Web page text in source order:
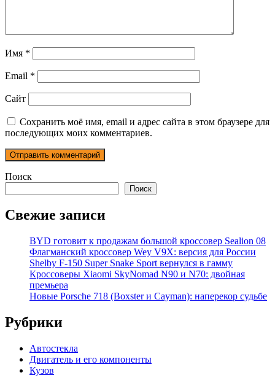
Имя *
Email *
Сайт
Сохранить моё имя, email и адрес сайта в этом браузере для
последующих моих комментариев.
Поиск
Поиск
Свежие записи
BYD готовит к продажам большой кроссовер Sealion 08
Флагманский кроссовер Wey V9X: версия для России
Shelby F-150 Super Snake Sport вернулся в гамму
Кроссоверы Xiaomi SkyNomad N90 и N70: двойная
премьера
Новые Porsche 718 (Boxster и Cayman): наперекор судьбе
Рубрики
Автостекла
Двигатель и его компоненты
Кузов